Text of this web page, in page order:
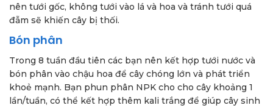
nên tưới gốc, không tưới vào lá và hoa và tránh tưới quá
đẫm sẽ khiến cây bị thối.
Bón phân
Trong 8 tuần đầu tiên các bạn nên kết hợp tưới nước và
bón phân vào chậu hoa để cây chóng lớn và phát triển
khoẻ mạnh. Bạn phun phân NPK cho cho cây khoảng 1
lần/tuần, có thể kết hợp thêm kali trắng để giúp cây sinh